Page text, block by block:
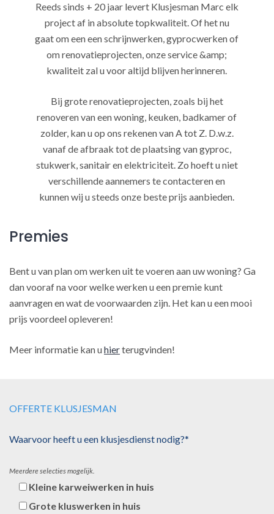
Reeds sinds + 20 jaar levert Klusjesman Marc elk
project af in absolute topkwaliteit. Of het nu
gaat om een een schrijnwerken, gyprocwerken of
om renovatieprojecten, onze service &amp;
kwaliteit zal u voor altijd blijven herinneren.
Bij grote renovatieprojecten, zoals bij het
renoveren van een woning, keuken, badkamer of
zolder, kan u op ons rekenen van A tot Z. D.w.z.
vanaf de afbraak tot de plaatsing van gyproc,
stukwerk, sanitair en elektriciteit. Zo hoeft u niet
verschillende aannemers te contacteren en
kunnen wij u steeds onze beste prijs aanbieden.
Premies
Bent u van plan om werken uit te voeren aan uw woning? Ga
dan vooraf na voor welke werken u een premie kunt
aanvragen en wat de voorwaarden zijn. Het kan u een mooi
prijs voordeel opleveren!
Meer informatie kan uhierterugvinden!
OFFERTE KLUSJESMAN
Waarvoor heeft u een klusjesdienst nodig?*
Meerdere selecties mogelijk.
Kleine karweiwerken in huis
Grote kluswerken in huis